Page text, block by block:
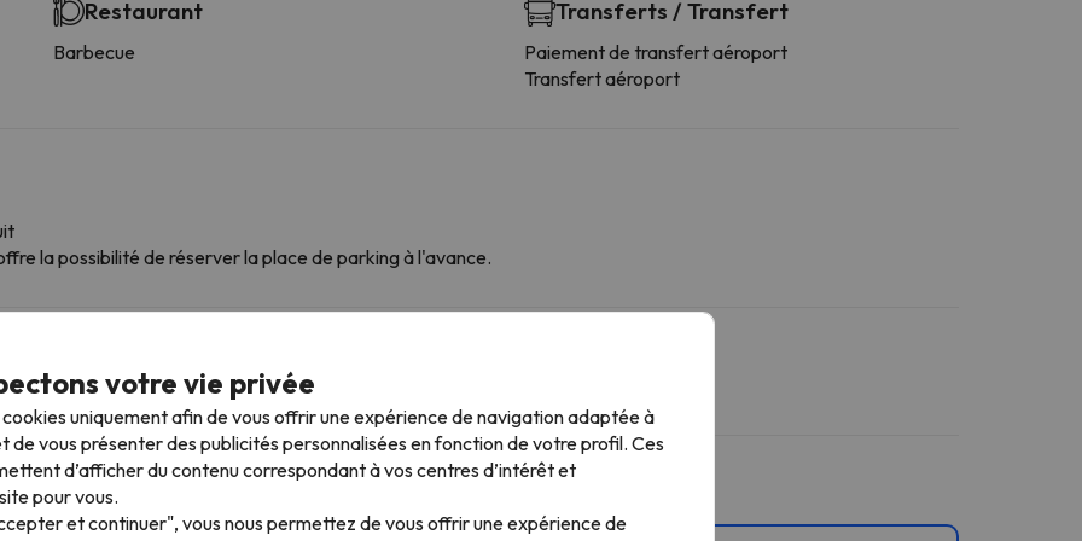
Restaurant
Barbecue
Transferts / Transfert
Paiement de transfert aéroport
Transfert aéroport
la possibilité de réserver la place de parking à l'avance.
ce logement.
proches
votre vie privée
cookies uniquement afin de vous offrir une expérience de navigation adaptée à
de vous présenter des publicités personnalisées en fonction de votre profil. Ces
d’afficher du contenu correspondant à vos centres d’intérêt et
pour vous.
et continuer", vous nous permettez de vous offrir une expérience de